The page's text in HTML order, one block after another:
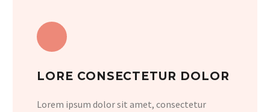
LORE CONSECTETUR DOLOR
Lorem ipsum dolor sit amet, consectetur